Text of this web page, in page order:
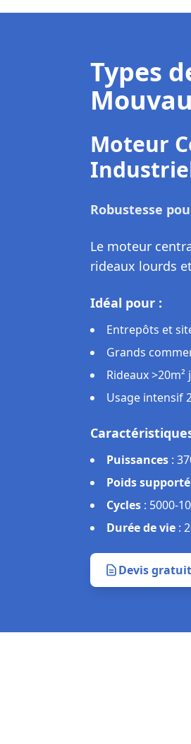
Types
Moteur
Le moteur
nécessiter le
motoriser des
Idéal pour :
Rénovation de
Locations
Budget modéré
Intervention
Puissances :
Installation:
Réversibilité :
Durée de vie :
Devis